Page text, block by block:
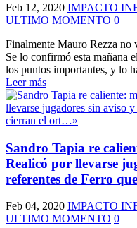
Feb 12, 2020 IMPACTO
ULTIMO MOMENTO 0
Finalmente Mauro Rezza no
Se lo confirmó esta mañana
los puntos importantes, y lo
Leer más
Sandro Tapia re
Realicó por llevarse
referentes de Ferro
Feb 04, 2020 IMPACTO
ULTIMO MOMENTO 0